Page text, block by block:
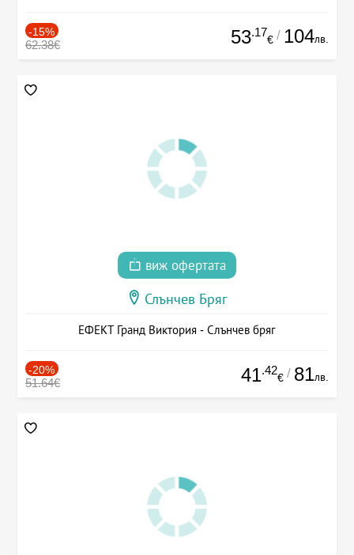
-15%
62.38€ 53.17
€ / 104лв.
виж офертата
Слънчев Бряг
ЕФЕКТ Гранд Виктория - Слънчев бряг
-20%
51.64€ 41.42
€ / 81лв.